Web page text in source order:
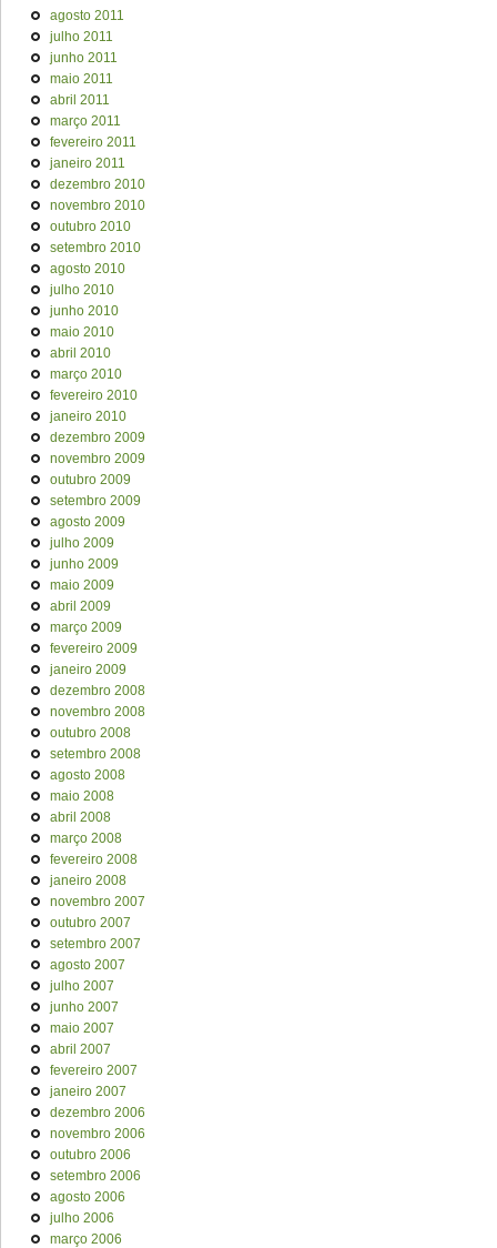
agosto 2011
julho 2011
junho 2011
maio 2011
abril 2011
março 2011
fevereiro 2011
janeiro 2011
dezembro 2010
novembro 2010
outubro 2010
setembro 2010
agosto 2010
julho 2010
junho 2010
maio 2010
abril 2010
março 2010
fevereiro 2010
janeiro 2010
dezembro 2009
novembro 2009
outubro 2009
setembro 2009
agosto 2009
julho 2009
junho 2009
maio 2009
abril 2009
março 2009
fevereiro 2009
janeiro 2009
dezembro 2008
novembro 2008
outubro 2008
setembro 2008
agosto 2008
maio 2008
abril 2008
março 2008
fevereiro 2008
janeiro 2008
novembro 2007
outubro 2007
setembro 2007
agosto 2007
julho 2007
junho 2007
maio 2007
abril 2007
fevereiro 2007
janeiro 2007
dezembro 2006
novembro 2006
outubro 2006
setembro 2006
agosto 2006
julho 2006
março 2006